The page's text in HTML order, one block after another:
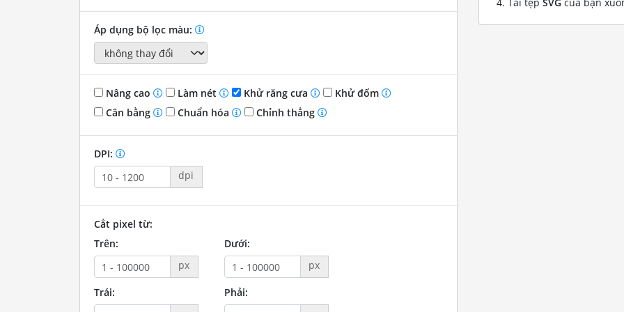
Áp dụng bộ lọc màu:
Nâng cao Làm nét Khử răng cưa
Khử đốm
Cân bằng
Chuẩn hóa Chỉnh thẳng
DPI:
dpi
Cắt pixel từ:
Trên:
px
Dưới:
px
Trái:
Phải: